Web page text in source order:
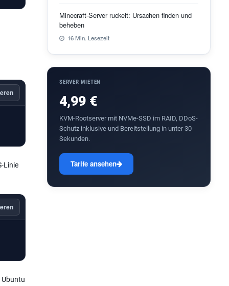
Linie
Ubuntu
Minecraft-Server ruckelt: Ursachen finden und
beheben
16 Min. Lesezeit
SERVER MIETEN
4,99 €
KVM-Rootserver mit NVMe-SSD im RAID, DDoS-
Schutz inklusive und Bereitstellung in unter 30
Sekunden.
Tarife ansehen